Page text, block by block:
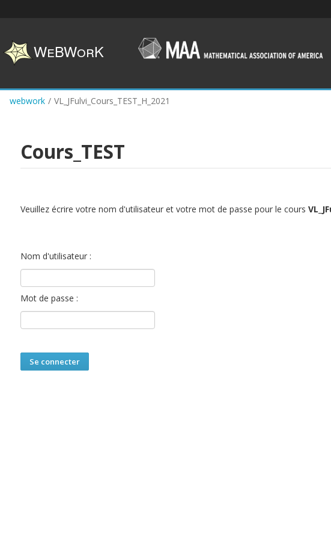
content
webwork / VL_JFulvi_Cours_TEST_H_2021
Cours_TEST
Veuillez écrire votre nom d'utilisateur et votre mot de passe pour le cours
Nom d'utilisateur :
Mot de passe :